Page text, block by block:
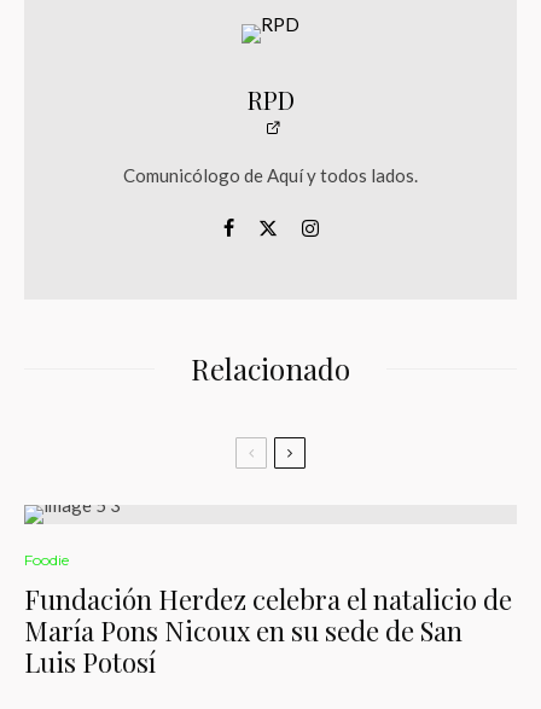
RPD
Comunicólogo de Aquí y todos lados.
Relacionado
Foodie
Fundación Herdez celebra el natalicio de
María Pons Nicoux en su sede de San
Luis Potosí